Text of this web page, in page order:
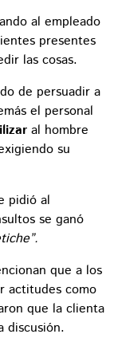
al empleado
presentes
las cosas.
de persuadir a
el personal
al hombre
su
pidió al
se ganó
que a los
actitudes como
que la clienta
discusión.